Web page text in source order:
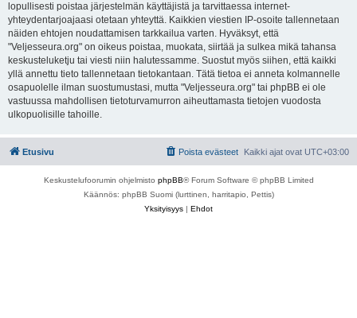
lopullisesti poistaa järjestelmän käyttäjistä ja tarvittaessa internet-
yhteydentarjoajaasi otetaan yhteyttä. Kaikkien viestien IP-osoite tallennetaan
näiden ehtojen noudattamisen tarkkailua varten. Hyväksyt, että
"Veljesseura.org" on oikeus poistaa, muokata, siirtää ja sulkea mikä tahansa
keskusteluketju tai viesti niin halutessamme. Suostut myös siihen, että kaikki
yllä annettu tieto tallennetaan tietokantaan. Tätä tietoa ei anneta kolmannelle
osapuolelle ilman suostumustasi, mutta "Veljesseura.org" tai phpBB ei ole
vastuussa mahdollisen tietoturvamurron aiheuttamasta tietojen vuodosta
ulkopuolisille tahoille.
Etusivu Kaikki ajat ovat UTC+03:00
Poista evästeet
Keskustelufoorumin ohjelmisto phpBB® Forum Software © phpBB Limited
Käännös: phpBB Suomi (lurttinen, harritapio, Pettis)
Yksityisyys | Ehdot